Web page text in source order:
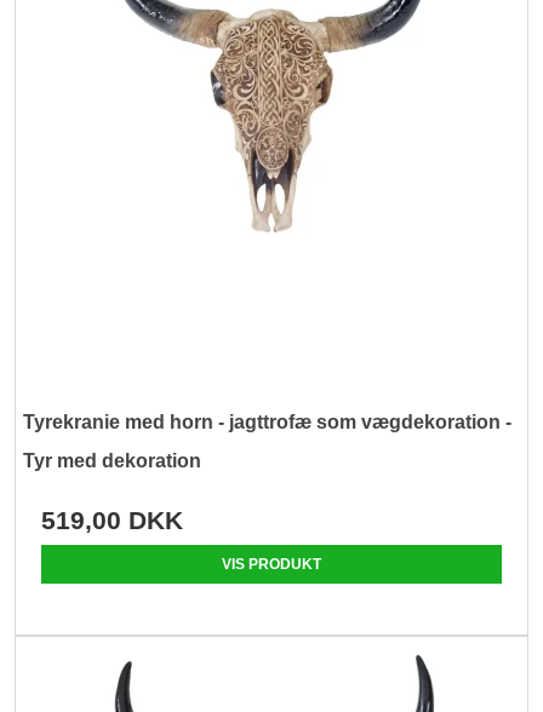
Tyrekranie med horn - jagttrofæ som vægdekoration -
Tyr med dekoration
519,00 DKK
VIS PRODUKT